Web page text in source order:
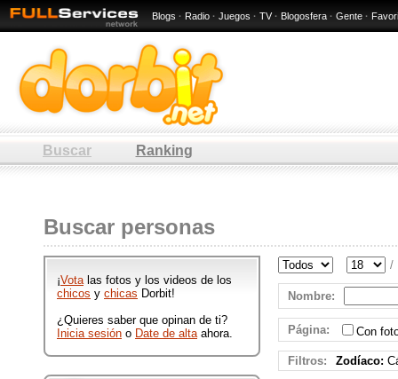
Blogs · Radio · Juegos · TV · Blogosfera · Gente ·
: 18 / 70 -
Hombres y mujeres de : 18 / 70 -
Cualquier lugar que participan en
Dorbit publicando ftos y videos
divertidos.
Buscar Ranking
Buscar personas
¡Votalas fotos y los videos de los
chicos y chicas Dorbit!
¿Quieres saber que opinan de ti?
Inicia sesión o Date de altaahora.
/
Nombre:
Página: Con
Filtros: Zodíaco: